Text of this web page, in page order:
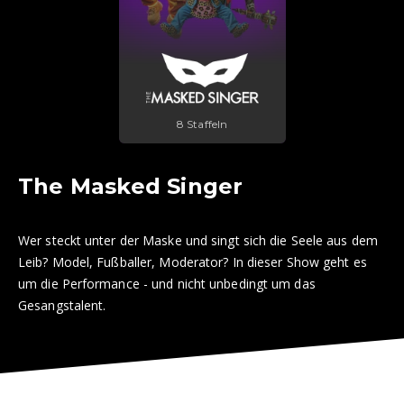
8 Staffeln
The Masked Singer
Wer steckt unter der Maske und singt sich die Seele aus dem
Leib? Model, Fußballer, Moderator? In dieser Show geht es
um die Performance - und nicht unbedingt um das
Gesangstalent.